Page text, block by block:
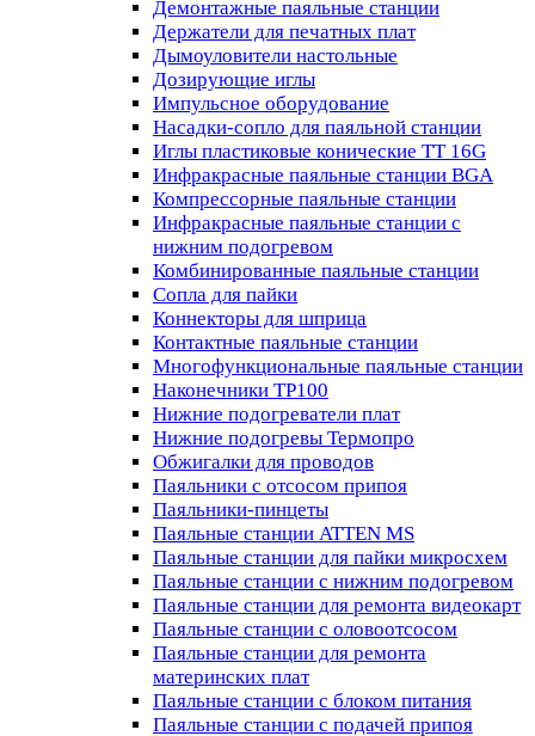
Демонтажные паяльные станции
Держатели для печатных плат
Дымоуловители настольные
Дозирующие иглы
Импульсное оборудование
Насадки-сопло для паяльной станции
Иглы пластиковые конические TT 16G
Инфракрасные паяльные станции BGA
Компрессорные паяльные станции
Инфракрасные паяльные станции с
нижним подогревом
Комбинированные паяльные станции
Сопла для пайки
Коннекторы для шприца
Контактные паяльные станции
Многофункциональные паяльные станции
Наконечники TP100
Нижние подогреватели плат
Нижние подогревы Термопро
Обжигалки для проводов
Паяльники с отсосом припоя
Паяльники-пинцеты
Паяльные станции ATTEN MS
Паяльные станции для пайки микросхем
Паяльные станции с нижним подогревом
Паяльные станции для ремонта видеокарт
Паяльные станции с оловоотсосом
Паяльные станции для ремонта
материнских плат
Паяльные станции с блоком питания
Паяльные станции с подачей припоя